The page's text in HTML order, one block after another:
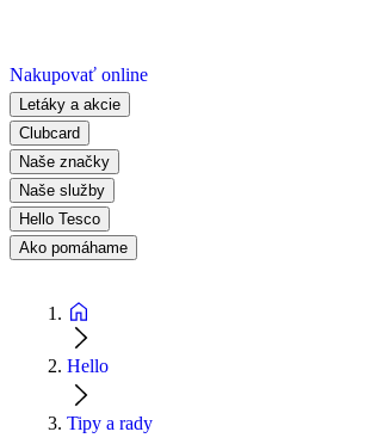
Nakupovať online
Letáky a akcie
Clubcard
Naše značky
Naše služby
Hello Tesco
Ako pomáhame
Hello
Tipy a rady